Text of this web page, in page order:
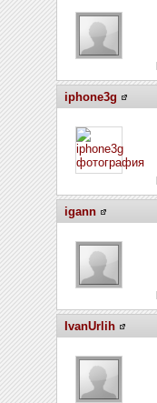
iphone3g
igann
IvanUrlih